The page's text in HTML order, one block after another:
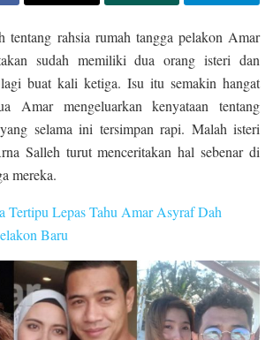
tentang rahsia rumah tangga pelakon Amar
sudah memiliki dua orang isteri dan
buat kali ketiga. Isu itu semakin hangat
Amar mengeluarkan kenyataan tentang
selama ini tersimpan rapi. Malah isteri
Salleh turut menceritakan hal sebenar di
mereka.
Tertipu Lepas Tahu Amar Asyraf Dah
Baru